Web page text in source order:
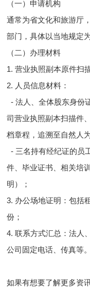
（一）申请机构
通常为省文化和旅游厅
部门，具体以当地规定为
（二）办理材料
1. 营业执照副本原件扫
2. 人员信息材料：
- 法人、全体股东身份
司营业执照副本扫描件
档章程，追溯至自然人
- 三名持有经纪证的员
件、毕业证书、相关培
明）；
3. 办公场地证明：包括
份；
4. 联系方式汇总：法人
公司固定电话、传真等。
如果有想要了解更多资